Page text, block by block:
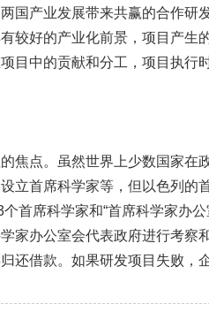
国产业发展带来共赢的合作研
较好的产业化前景，项目产生
目中的贡献和分工，项目执行
焦点。虽然世界上少数国家
立首席科学家等，但以色列的
首席科学家和“首席科学家办
家办公室会代表政府进行考察
还借款。如果研发项目失败，企